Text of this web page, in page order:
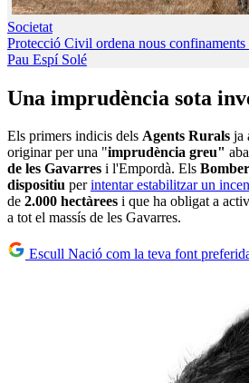
Societat
Protecció Civil ordena nous
Pau Espí Solé
Una imprudència sota
Els primers indicis dels Agents Rurals ja
originar per una "imprudència greu"
de les Gavarres i l'Empordà. Els
dispositiu perintentar estabilitzar un
de 2.000 hectàrees i que ha obligat a
a tot el massís de les Gavarres.
Escull Nació com la teva font